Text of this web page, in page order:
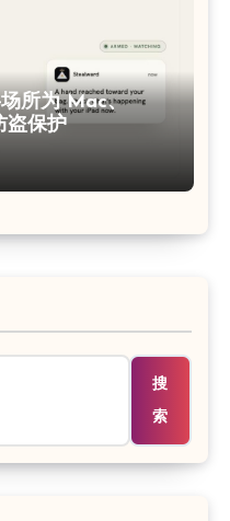
所为 Mac、
盗保护
搜
索